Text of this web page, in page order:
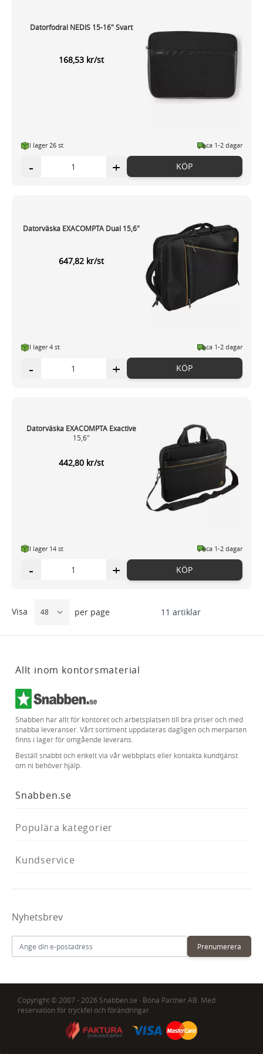
Datorfodral NEDIS 15-16" Svart
168,53 kr/st
I lager 26 st ca 1-2 dagar
- + KÖP
Datorväska EXACOMPTA Dual 15,6"
647,82 kr/st
I lager 4 st ca 1-2 dagar
- + KÖP
Datorväska EXACOMPTA Exactive
15,6"
442,80 kr/st
I lager 14 st ca 1-2 dagar
- + KÖP
11 artiklar
Visa per page
Allt inom kontorsmaterial
Snabben har allt för kontoret och arbetsplatsen till bra priser och med
snabba leveranser. Vårt sortiment uppdateras dagligen och merparten
finns i lager för omgående leverans.
Beställ snabbt och enkelt via vår webbplats eller kontakta kundtjänst
om ni behöver hjälp.
Snabben.se
Populära kategorier
Kundservice
Nyhetsbrev
Prenumerera
Copyright © 2007 - 2026 Snabben.se · Bona Partner AB. Med
reservation för tryckfel och förändringar.